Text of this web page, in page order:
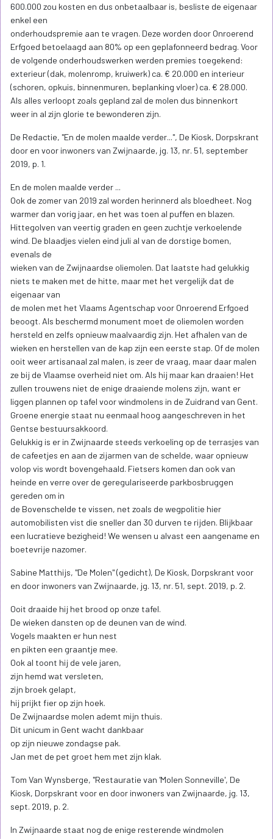
600.000 zou kosten en dus onbetaalbaar is, besliste de eigenaar
enkel een
onderhoudspremie aan te vragen. Deze worden door Onroerend
Erfgoed betoelaagd aan 80% op een geplafonneerd bedrag. Voor
de volgende onderhoudswerken werden premies toegekend:
exterieur (dak, molenromp, kruiwerk) ca. € 20.000 en interieur
(schoren, opkuis, binnenmuren, beplanking vloer) ca. € 28.000.
Als alles verloopt zoals gepland zal de molen dus binnenkort
weer in al zijn glorie te bewonderen zijn.
De Redactie, "En de molen maalde verder...", De Kiosk, Dorpskrant
door en voor inwoners van Zwijnaarde, jg. 13, nr. 51, september
2019, p. 1.
En de molen maalde verder ...
Ook de zomer van 2019 zal worden herinnerd als bloedheet. Nog
warmer dan vorig jaar, en het was toen al puffen en blazen.
Hittegolven van veertig graden en geen zuchtje verkoelende
wind. De blaadjes vielen eind juli al van de dorstige bomen,
evenals de
wieken van de Zwijnaardse oliemolen. Dat laatste had gelukkig
niets te maken met de hitte, maar met het vergelijk dat de
eigenaar van
de molen met het Vlaams Agentschap voor Onroerend Erfgoed
beoogt. Als beschermd monument moet de oliemolen worden
hersteld en zelfs opnieuw maalvaardig zijn. Het afhalen van de
wieken en herstellen van de kap zijn een eerste stap. Of de molen
ooit weer artisanaal zal malen, is zeer de vraag, maar daar malen
ze bij de Vlaamse overheid niet om. Als hij maar kan draaien! Het
zullen trouwens niet de enige draaiende molens zijn, want er
liggen plannen op tafel voor windmolens in de Zuidrand van Gent.
Groene energie staat nu eenmaal hoog aangeschreven in het
Gentse bestuursakkoord.
Gelukkig is er in Zwijnaarde steeds verkoeling op de terrasjes van
de cafeetjes en aan de zijarmen van de schelde, waar opnieuw
volop vis wordt bovengehaald. Fietsers komen dan ook van
heinde en verre over de geregulariseerde parkbosbruggen
gereden om in
de Bovenschelde te vissen, net zoals de wegpolitie hier
automobilisten vist die sneller dan 30 durven te rijden. Blijkbaar
een lucratieve bezigheid! We wensen u alvast een aangename en
boetevrije nazomer.
Sabine Matthijs, "De Molen" (gedicht), De Kiosk, Dorpskrant voor
en door inwoners van Zwijnaarde, jg. 13, nr. 51, sept. 2019, p. 2.
Ooit draaide hij het brood op onze tafel.
De wieken dansten op de deunen van de wind.
Vogels maakten er hun nest
en pikten een graantje mee.
Ook al toont hij de vele jaren,
zijn hemd wat versleten,
zijn broek gelapt,
hij prijkt fier op zijn hoek.
De Zwijnaardse molen ademt mijn thuis.
Dit unicum in Gent wacht dankbaar
op zijn nieuwe zondagse pak.
Jan met de pet groet hem met zijn klak.
Tom Van Wynsberge, "Restauratie van 'Molen Sonneville', De
Kiosk, Dorpskrant voor en door inwoners van Zwijnaarde, jg. 13,
sept. 2019, p. 2.
In Zwijnaarde staat nog de enige resterende windmolen